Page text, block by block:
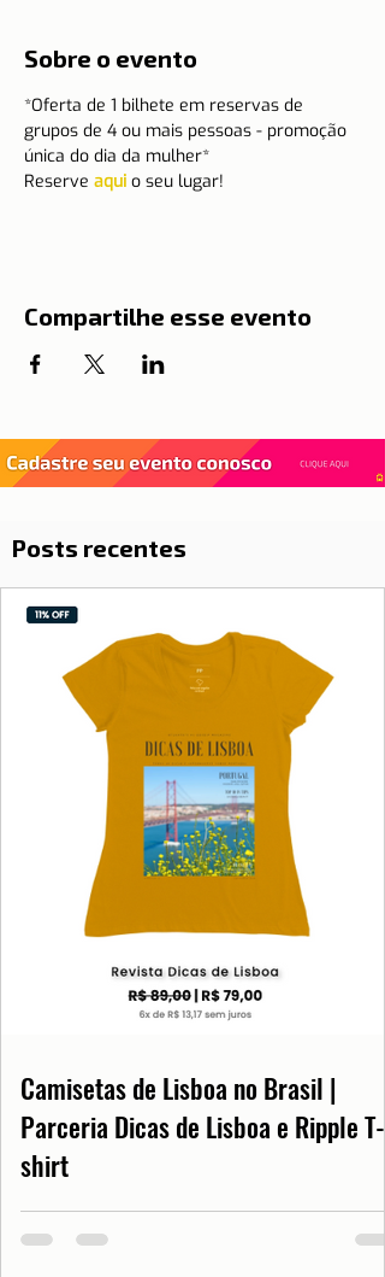
Sobre o evento
*Oferta de 1 bilhete em reservas de
grupos de 4 ou mais pessoas - promoção
única do dia da mulher*
Reserve aqui o seu lugar!
Compartilhe esse evento
Posts recentes
Camisetas de Lisboa no Brasil |
Parceria Dicas de Lisboa e Ripple T-
shirt